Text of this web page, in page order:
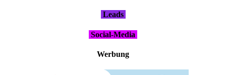
Leads
Social-Media
Wer­bung